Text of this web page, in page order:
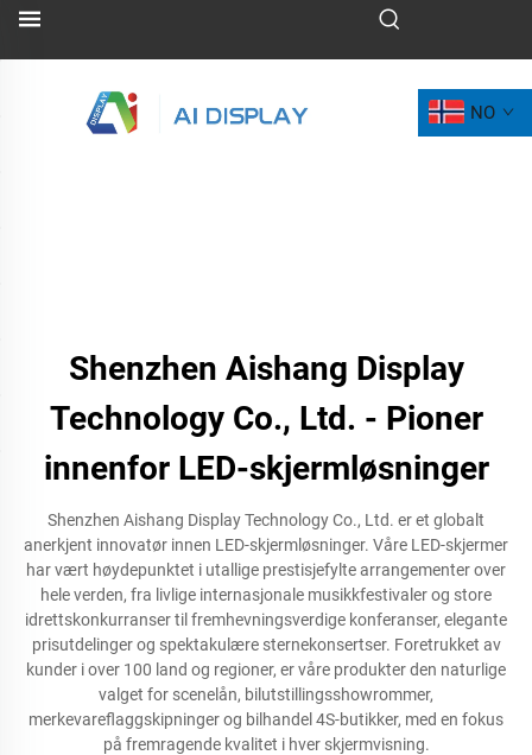
NO
Shenzhen Aishang Display
Technology Co., Ltd. - Pioner
innenfor LED-skjermløsninger
Shenzhen Aishang Display Technology Co., Ltd. er et globalt
anerkjent innovatør innen LED-skjermløsninger. Våre LED-skjermer
har vært høydepunktet i utallige prestisjefylte arrangementer over
hele verden, fra livlige internasjonale musikkfestivaler og store
idrettskonkurranser til fremhevningsverdige konferanser, elegante
prisutdelinger og spektakulære sternekonsertser. Foretrukket av
kunder i over 100 land og regioner, er våre produkter den naturlige
valget for scenelån, bilutstillingsshowrommer,
merkevareflaggskipninger og bilhandel 4S-butikker, med en fokus
på fremragende kvalitet i hver skjermvisning.